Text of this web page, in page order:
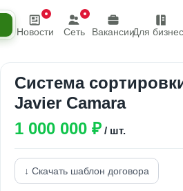
Новости Сеть ВакансииДля
Система
Javier Camara
1 000 000 ₽ / шт.
↓ Скачать шаблон договора